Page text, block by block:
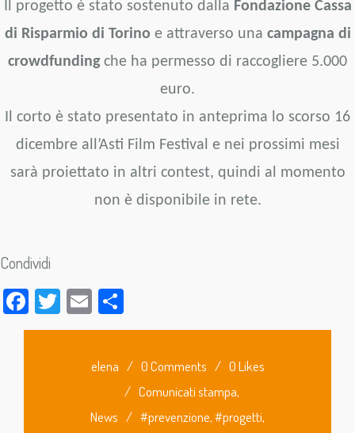
Il progetto è stato sostenuto dalla Fondazione Cassa
di Risparmio di Torino e attraverso una campagna di
crowdfundingche ha permesso di raccogliere 5.000
euro.
Il corto è stato presentato in anteprima lo scorso 16
dicembre all’Asti Film Festival e nei prossimi mesi
sarà proiettato in altri contest, quindi al momento
non è disponibile in rete.
Condividi
Facebook
Twitter
Email
elena / 0 Comments / 0 Likes
/ Comunicati stampa,
News / #prevenzione,#progetti,